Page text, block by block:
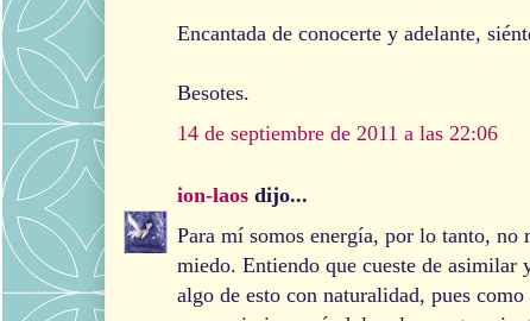
Encantada de conocerte y adelante,
Besotes.
14 de septiembre de 2011 a las 22:06
ion-laos dijo...
Para mí somos energía, por lo tanto, no
miedo. Entiendo que cueste de
algo de esto con naturalidad, pues